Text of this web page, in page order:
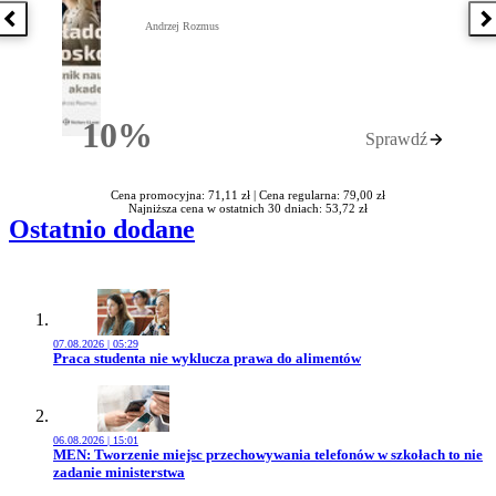
Poprzednia książka
10%Rabatu
Andrzej Rozmus
Sprawdź
Cena promocyjna: 71,11 zł | Cena regularna: 79,00 zł
Najniższa cena w ostatnich 30 dniach: 53,72 zł
Ostatnio dodane
07.08.2026 | 05:29
Przejdź do artykułu:
Praca studenta nie wyklucza prawa do alimentów
06.08.2026 | 15:01
Przejdź do artykułu:
MEN: Tworzenie miejsc przechowywania telefonów w szkołach to nie
zadanie ministerstwa